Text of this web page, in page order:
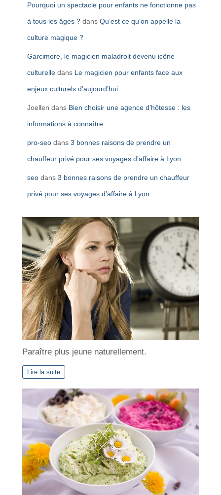
Pourquoi un spectacle pour enfants ne fonctionne pas
à tous les âges ? dans Qu’est ce qu’on appelle la
culture magique ?
Garcimore, le magicien maladroit devenu icône
culturelle dans Le magicien pour enfants face aux
enjeux culturels d’aujourd’hui
Joellen dans Bien choisir une agence d’hôtesse : les
informations à connaître
pro-seo dans 3 bonnes raisons de prendre un
chauffeur privé pour ses voyages d’affaire à Lyon
seo dans 3 bonnes raisons de prendre un chauffeur
privé pour ses voyages d’affaire à Lyon
Paraître plus jeune naturellement.
Lire la suite